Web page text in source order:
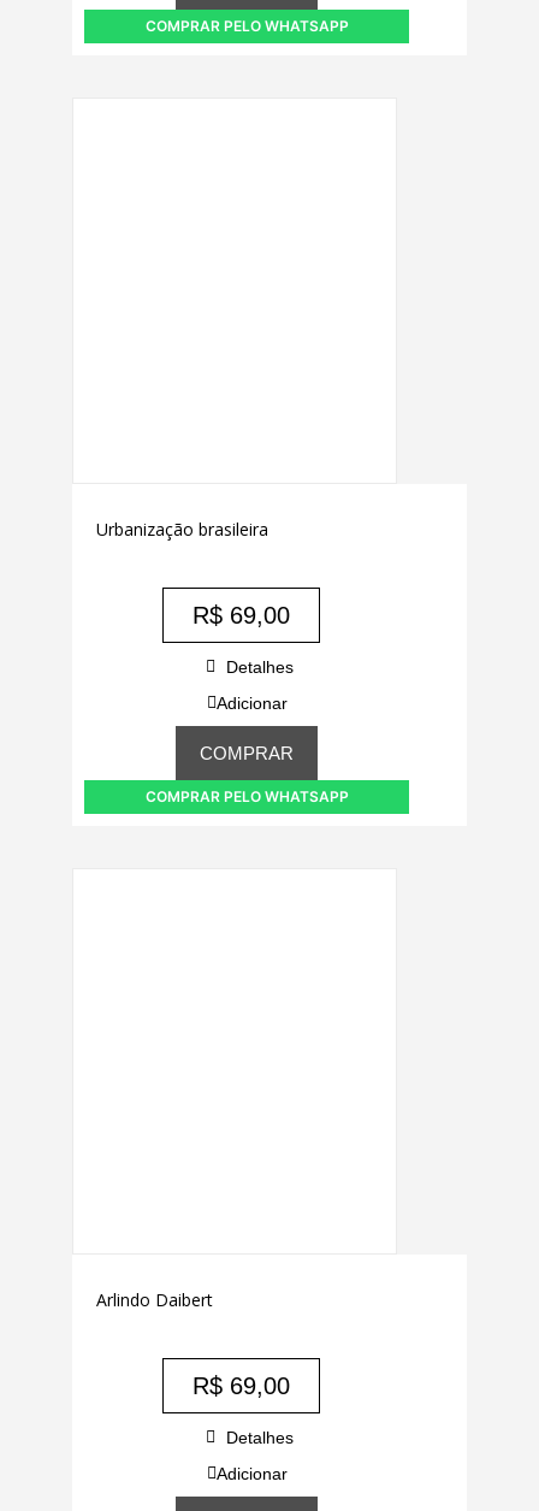
COMPRAR PELO WHATSAPP
Urbanização brasileira
R$69,00
Detalhes
Adicionar
COMPRAR
COMPRAR PELO WHATSAPP
Arlindo Daibert
R$69,00
Detalhes
Adicionar